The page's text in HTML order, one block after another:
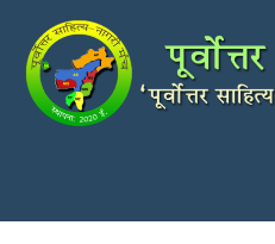
content
सृजन